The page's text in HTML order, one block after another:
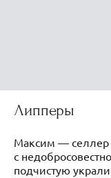
Липперы
Максим — селлер
с
подчистую